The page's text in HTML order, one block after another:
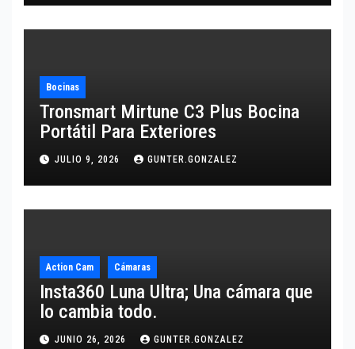
Bocinas
Tronsmart Mirtune C3 Plus Bocina
Portátil Para Exteriores
JULIO 9, 2026 GUNTER.GONZALEZ
Action Cam Cámaras
Insta360 Luna Ultra; Una cámara que
lo cambia todo.
JUNIO 26, 2026 GUNTER.GONZALEZ